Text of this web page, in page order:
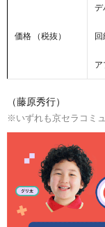
価格 （税抜）
デ
（藤原秀行）
※いずれも京セラコミ